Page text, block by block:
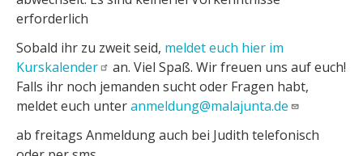
erforderlich
Sobald ihr zu zweit seid, meldet euch hier im
Kurskalender
an. Viel Spaß. Wir freuen uns auf euch!
Falls ihr noch jemanden sucht oder Fragen habt,
meldet euch unteranmeldung@malajunta.de
ab freitags Anmeldung auch bei Judith telefonisch